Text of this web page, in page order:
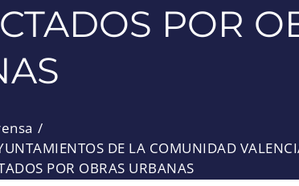
POR
DE LA COMUNIDAD
POR OBRAS URBANAS